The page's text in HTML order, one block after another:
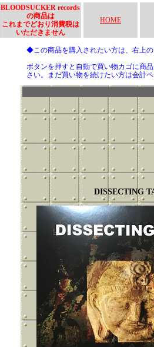
BLOODSUCKER records
の商品は
これまでどおり消費税は
いただきません
HOME
◆この商品を購入されたい方は、右上
ボタンを押すと自動で買い物カゴに商
さい。まだ買い物を続けたい方は会計
DISSECTING